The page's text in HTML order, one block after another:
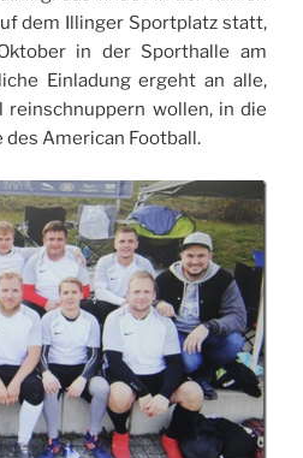
dem Illinger Sportplatz statt,
in der Sporthalle am
Einladung ergeht an alle,
reinschnuppern wollen, in die
American Football.